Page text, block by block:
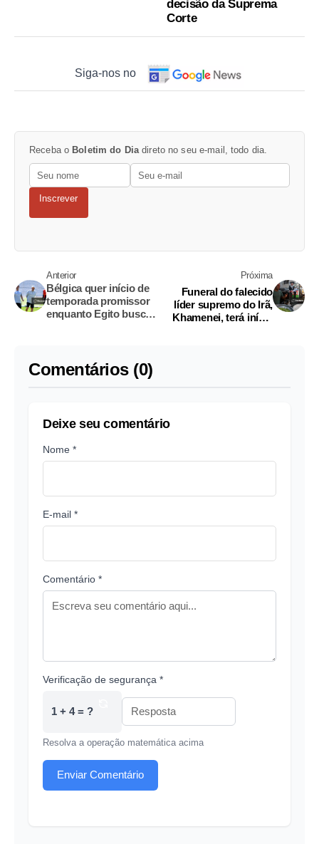
decisão da Suprema
Corte
Siga-nos no
Receba o Boletim do Dia direto no seu e-mail, todo dia.
Inscrever
Anterior
Bélgica quer início de
temporada promissor
enquanto Egito busca
Próxima
Funeral do falecido
líder supremo do Irã,
Khamenei, terá início
Comentários (0)
Deixe seu comentário
Nome *
E-mail *
Comentário *
Verificação de segurança *
1 + 4 = ?
Resolva a operação matemática acima
Enviar Comentário